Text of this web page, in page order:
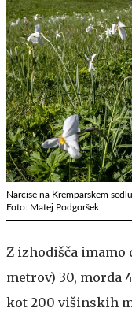
Narcise na Kremparskem
Foto: Matej Podgoršek
Z izhodišča imamo
metrov) 30, morda
kot 200 višinskih